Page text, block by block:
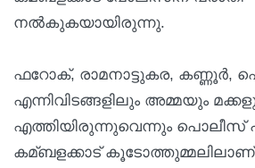
നല്‍കുകയായിരുന്നു.
ഫറോക്, രാമനാട്ടുകര,
എന്നിവിടങ്ങളിലും അമ്മയും
എത്തിയിരുന്നുവെന്നും പൊലീസ്
കമ്ബളക്കാട്